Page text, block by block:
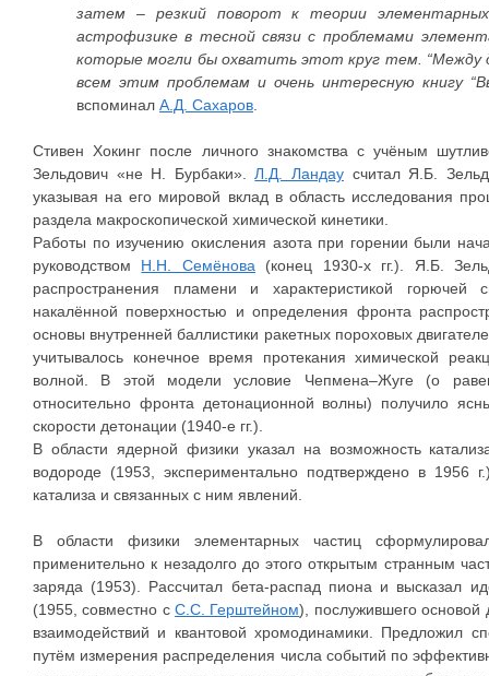
затем – резкий поворот к теории
астрофизике в тесной связи с проблемами
которые могли бы охватить этот круг тем. “Между
всем этим проблемам и очень интересную книгу
вспоминал А.Д. Сахаров
Стивен Хокинг после личного знакомства с учёным
Зельдович «не Н. Бурбаки».Л.Д. Ландаусчитал Я.Б.
указывая на его мировой вклад в область исследования
раздела макроскопической химической кинетики.
Работы по изучению окисления азота при горении были
руководством Н.Н. Семёнова (конец 1930-х гг.). Я.Б.
распространения пламени и характеристикой
накалённой поверхностью и определения фронта
основы внутренней баллистики ракетных пороховых
учитывалось конечное время протекания химической
волной. В этой модели условие Чепмена–Жуге (о
относительно фронта детонационной волны) получило
скорости детонации (1940-е гг.).
В области ядерной физики указал на возможность
водороде (1953, экспериментально подтверждено в 1956
катализа и связанных с ним явлений.
В области физики элементарных частиц
применительно к незадолго до этого открытым странным
заряда (1953). Рассчитал бета-распад пиона и высказал
(1955, совместно сС.С. Герштейном), послужившего основой
взаимодействий и квантовой хромодинамики. Предложил
путём измерения распределения числа событий по